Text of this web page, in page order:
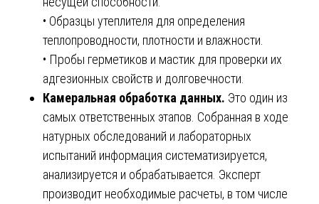
• Образцы утеплителя для определения
теплопроводности, плотности и влажности.
• Пробы герметиков и мастик для проверки их
адгезионных свойств и долговечности.
Камеральная обработка данных. Это один из
самых ответственных этапов. Собранная в ходе
натурных обследований и лабораторных
испытаний информация систематизируется,
анализируется и обрабатывается. Эксперт
производит необходимые расчеты, в том числе